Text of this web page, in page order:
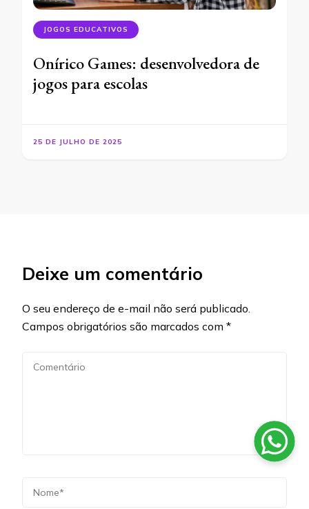
JOGOS EDUCATIVOS
Onírico Games: desenvolvedora de
jogos para escolas
25 DE JULHO DE 2025
Deixe um comentário
O seu endereço de e-mail não será publicado.
Campos obrigatórios são marcados com *